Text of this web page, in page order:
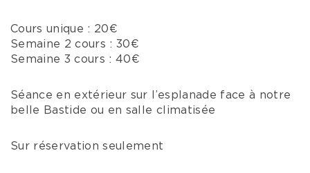
Cours unique : 20€
Semaine 2 cours : 30€
Semaine 3 cours : 40€
Séance en extérieur sur l’esplanade face à notre
belle Bastide ou en salle climatisée
Sur réservation seulement